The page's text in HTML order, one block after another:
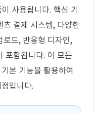
사용됩니다. 핵심 기
츠 결제 시스템, 다양한
로드, 반응형 디자인,
포함됩니다. 이 모든
본 기능을 활용하여
입니다.